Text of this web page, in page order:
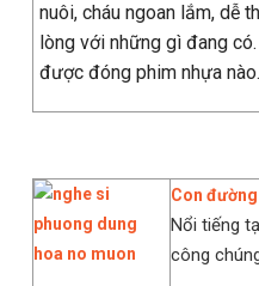
nuôi, cháu ngoan lắm, dễ
lòng với những gì đang
được đóng phim nhựa
Con
Nổi tiếng
công